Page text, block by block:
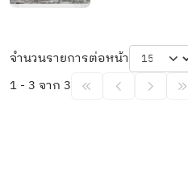
จำนวนรายการต่อหน้า
1 - 3 จาก 3